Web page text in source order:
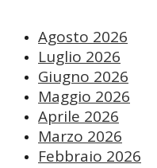
Agosto 2026
Luglio 2026
Giugno 2026
Maggio 2026
Aprile 2026
Marzo 2026
Febbraio 2026